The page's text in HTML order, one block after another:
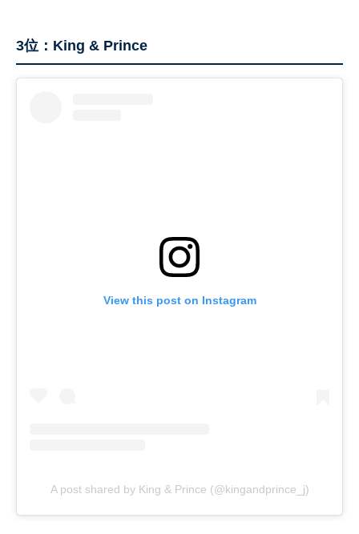
3位：King & Prince
View this post on Instagram
A post shared by King & Prince (@kingandprince_j)